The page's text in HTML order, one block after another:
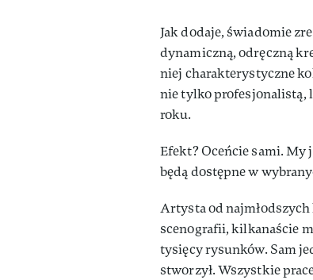
Jak dodaje, świadomie
dynamiczną, odręczną
niej charakterystyczne
nie tylko profesjonalistą,
roku.
Efekt? Oceńcie sami.
będą dostępne w
Artysta od najmłodszych
scenografii, kilkanaście
tysięcy rysunków. Sam
stworzył. Wszystkie